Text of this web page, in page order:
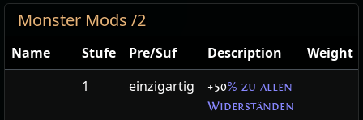
Monster Mods /2
Name Stufe Pre/Suf Description
Weight
1
einzigartig +50% zu allen
Widerständen